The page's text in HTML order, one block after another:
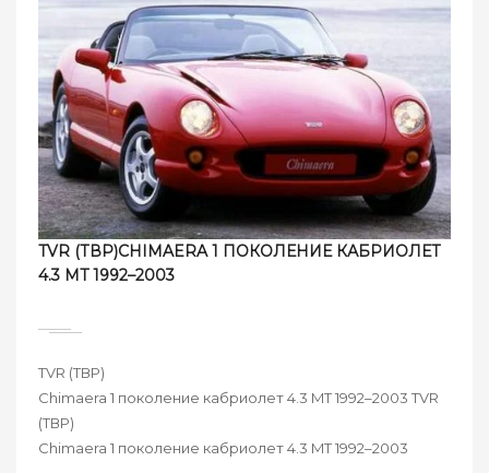
TVR (ТВР)CHIMAERA 1 ПОКОЛЕНИЕ КАБРИОЛЕТ
4.3 MT 1992–2003
TVR (ТВР)
Chimaera 1 поколение кабриолет 4.3 MT 1992–2003 TVR
(ТВР)
Chimaera 1 поколение кабриолет 4.3 MT 1992–2003